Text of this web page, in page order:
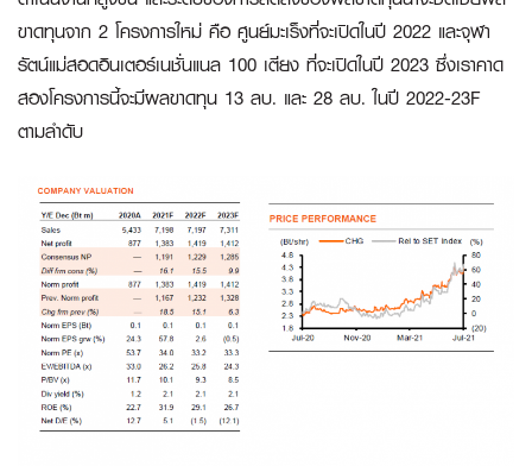
ขาดทุนจาก 2 โครงการใหม่ คือ ศูนย์มะเร็งที่จะเปิดในปี 2022 และจุฬา
รัตน์แม่สอดอินเตอร์เนชั่นแนล 100 เตียง ที่จะเปิดในปี 2023 ซึ่งเราคาด
สองโครงการนี้จะมีผลขาดทุน 13 ลบ. และ 28 ลบ. ในปี 2022-23F
ตามลำดับ